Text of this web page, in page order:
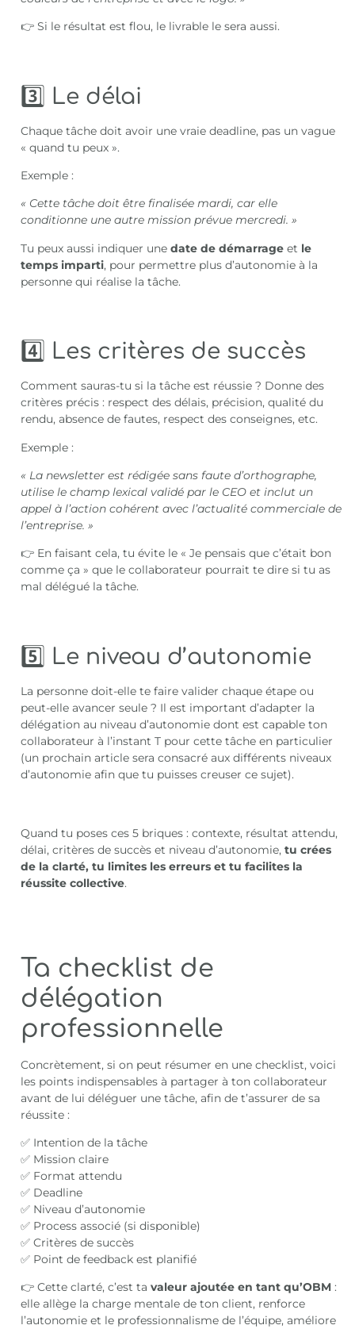
👉 Si le résultat est flou, le livrable le sera aussi.
3️⃣ Le délai
Chaque tâche doit avoir une vraie deadline, pas un vague
« quand tu peux ».
Exemple :
« Cette tâche doit être finalisée mardi, car elle
conditionne une autre mission prévue mercredi. »
Tu peux aussi indiquer unedate de démarrage et le
temps imparti, pour permettre plus d’autonomie à la
personne qui réalise la tâche.
4️⃣ Les critères de succès
Comment sauras-tu si la tâche est réussie ? Donne des
critères précis : respect des délais, précision, qualité du
rendu, absence de fautes, respect des conseignes, etc.
Exemple :
« La newsletter est rédigée sans faute d’orthographe,
utilise le champ lexical validé par le CEO et inclut un
appel à l’action cohérent avec l’actualité commerciale de
l’entreprise. »
👉 En faisant cela, tu évite le « Je pensais que c’était bon
comme ça » que le collaborateur pourrait te dire si tu as
mal délégué la tâche.
5️⃣ Le niveau d’autonomie
La personne doit-elle te faire valider chaque étape ou
peut-elle avancer seule ? Il est important d’adapter la
délégation au niveau d’autonomie dont est capable ton
collaborateur à l’instant T pour cette tâche en particulier
(un prochain article sera consacré aux différents niveaux
d’autonomie afin que tu puisses creuser ce sujet).
Quand tu poses ces 5 briques : contexte, résultat attendu,
délai, critères de succès et niveau d’autonomie,tu crées
de la clarté, tu limites les erreurs et tu facilites la
réussite collective.
Ta checklist de
délégation
professionnelle
Concrètement, si on peut résumer en une checklist, voici
les points indispensables à partager à ton collaborateur
avant de lui déléguer une tâche, afin de t’assurer de sa
réussite :
✅ Intention de la tâche
✅ Mission claire
✅ Format attendu
✅ Deadline
✅ Niveau d’autonomie
✅ Process associé (si disponible)
✅ Critères de succès
✅ Point de feedback est planifié
👉 Cette clarté, c’est tavaleur ajoutée en tant qu’OBM :
elle allège la charge mentale de ton client, renforce
l’autonomie et le professionnalisme de l’équipe, améliore